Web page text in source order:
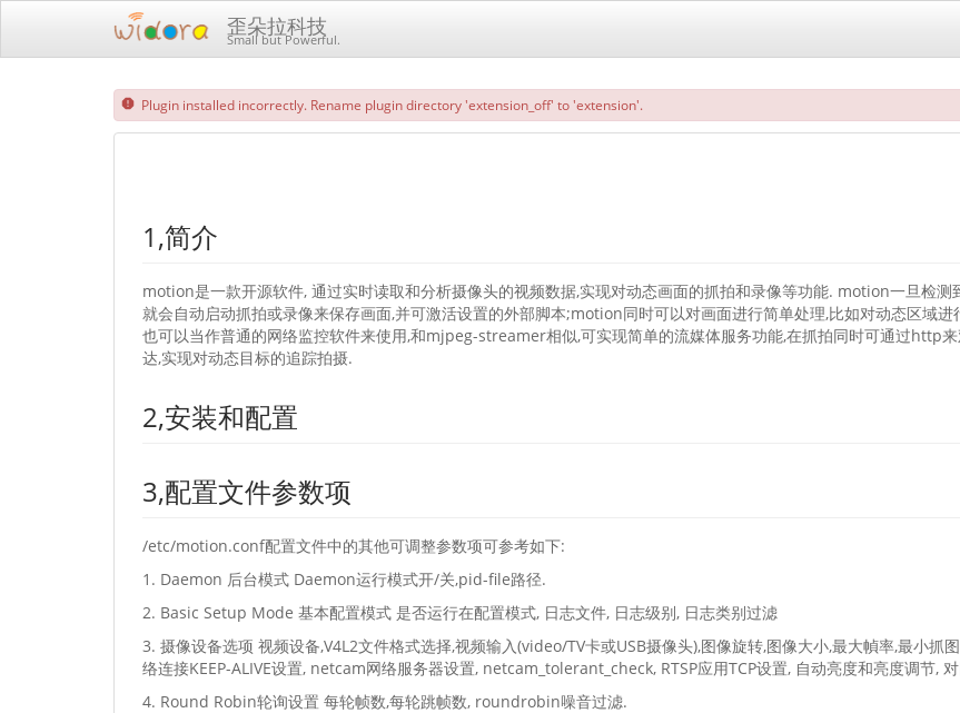
歪朵拉科技
Small but Powerful.
Plugin installed incorrectly. Rename plugin directory 'extension_off' to 'extension'.
1,简介
motion是一款开源软件, 通过实时读取和分析摄像头的视频数据,实现对动态画面的抓拍和录像等功能. motion一旦检
就会自动启动抓拍或录像来保存画面,并可激活设置的外部脚本;motion同时可以对画面进行简单处理,比如对动态区域
也可以当作普通的网络监控软件来使用,和mjpeg-streamer相似,可实现简单的流媒体服务功能,在抓拍同时可通过http
达,实现对动态目标的追踪拍摄.
2,安装和配置
3,配置文件参数项
/etc/motion.conf配置文件中的其他可调整参数项可参考如下:
1. Daemon 后台模式 Daemon运行模式开/关,pid-file路径.
2. Basic Setup Mode 基本配置模式 是否运行在配置模式, 日志文件, 日志级别, 日志类别过滤
3. 摄像设备选项 视频设备,V4L2文件格式选择,视频输入(video/TV卡或USB摄像头),图像旋转,图像大小,最大幀率,最小
络连接KEEP-ALIVE设置, netcam网络服务器设置, netcam_tolerant_check, RTSP应用TCP设置, 自动亮度和亮度调节,
4. Round Robin轮询设置 每轮帧数,每轮跳帧数, roundrobin噪音过滤.